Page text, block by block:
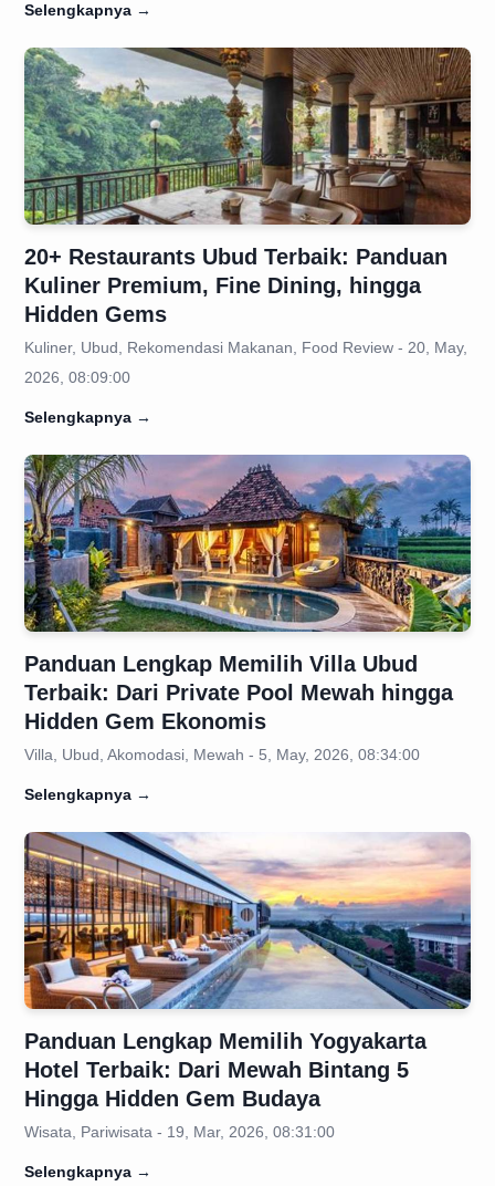
Selengkapnya →
20+ Restaurants Ubud Terbaik: Panduan
Kuliner Premium, Fine Dining, hingga
Hidden Gems
Kuliner, Ubud, Rekomendasi Makanan, Food Review - 20, May,
2026, 08:09:00
Selengkapnya →
Panduan Lengkap Memilih Villa Ubud
Terbaik: Dari Private Pool Mewah hingga
Hidden Gem Ekonomis
Villa, Ubud, Akomodasi, Mewah - 5, May, 2026, 08:34:00
Selengkapnya →
Panduan Lengkap Memilih Yogyakarta
Hotel Terbaik: Dari Mewah Bintang 5
Hingga Hidden Gem Budaya
Wisata, Pariwisata - 19, Mar, 2026, 08:31:00
Selengkapnya →